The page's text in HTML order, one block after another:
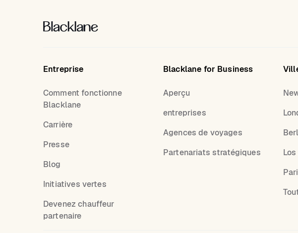
Entreprise
Comment fonctionne
Blacklane
Carrière
Presse
Blog
Initiatives vertes
Devenez chauffeur
partenaire
Blacklane for Business
Aperçu
entreprises
Agences de voyages
Partenariats stratégiques